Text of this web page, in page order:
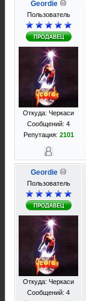
Geordie
Пользователь
Откуда: Черкаси
Сообщений: 4
Репутация: 2101
Geordie
Пользователь
Откуда: Черкаси
Сообщений: 4